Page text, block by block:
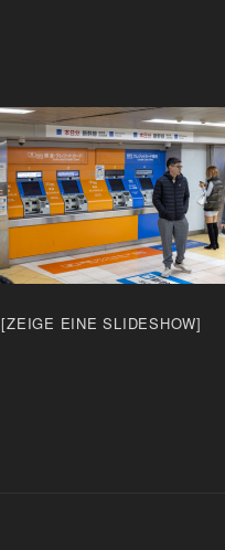
[ZEIGE EINE SLIDESHOW]